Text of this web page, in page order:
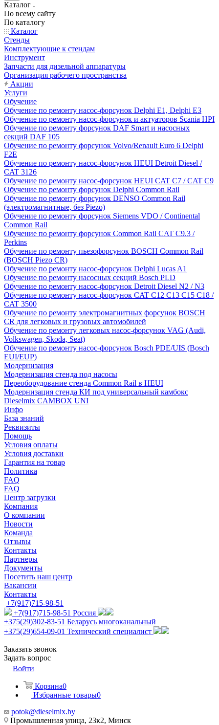
Каталог
По всему сайту
По каталогу
Каталог
Стенды
Комплектующие к стендам
Инструмент
Запчасти для дизельной аппаратуры
Организация рабочего пространства
Акции
Услуги
Обучение
Обучение по ремонту насос-форсунок Delphi E1, Delphi E3
Обучение по ремонту насос-форсунок и актуаторов Scania HPI
Обучение по ремонту форсунок DAF Smart и насосных
секций DAF 105
Обучение по ремонту форсунок Volvo/Renault Euro 6 Delphi
F2E
Обучение по ремонту насос-форсунок HEUI Detroit Diesel /
CAT 3126
Обучение по ремонту насос-форсунок HEUI CAT C7 / CAT C9
Обучение по ремонту форсунок Delphi Common Rail
Обучение по ремонту форсунок DENSO Common Rail
(электромагнитные, без Piezo)
Обучение по ремонту форсунок Siemens VDO / Continental
Common Rail
Обучение по ремонту форсунок Common Rail CAT C9.3 /
Perkins
Обучение по ремонту пьезофорсунок BOSCH Common Rail
(BOSCH Piezo CR)
Обучение по ремонту насос-форсунок Delphi Lucas A1
Обучение по ремонту насосных секций Bosch PLD
Обучение по ремонту насос-форсунок Detroit Diesel N2 / N3
Обучение по ремонту насос-форсунок CAT C12 C13 C15 C18 /
CAT 3500
Обучение по ремонту электромагнитных форсунок BOSCH
CR для легковых и грузовых автомобилей
Обучение по ремонту легковых насос-форсунок VAG (Audi,
Volkswagen, Skoda, Seat)
Обучение по ремонту насос-форсунок Bosch PDE/UIS (Bosch
EUI/EUP)
Модернизация
Модернизация стенда под насосы
Переоборудование стенда Common Rail в HEUI
Модернизация стенда КИ под универсальный камбокс
Dieselmix CAMBOX UNI
Инфо
База знаний
Реквизиты
Помощь
Условия оплаты
Условия доставки
Гарантия на товар
Политика
FAQ
FAQ
Центр загрузки
Компания
О компании
Новости
Команда
Отзывы
Контакты
Партнеры
Документы
Посетить наш центр
Вакансии
Контакты
+7(917)715-98-51
+7(917)715-98-51 Россия
+375(29)302-83-51 Беларусь многоканальный
+375(29)654-09-01 Технический специалист
Заказать звонок
Задать вопрос
Войти
Корзина0
Избранные товары0
potok@dieselmix.by
Промышленная улица, 23к2, Минск